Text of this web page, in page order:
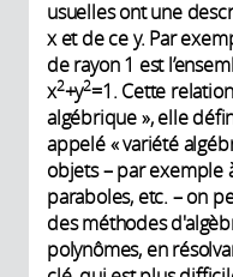
usuelles ont une
x et de ce y. Par
de rayon 1 est
x2+y2=1. Cette
algébrique », elle
appelé « variété
objets – par exemple
paraboles, etc. – on
des méthodes
polynômes, en